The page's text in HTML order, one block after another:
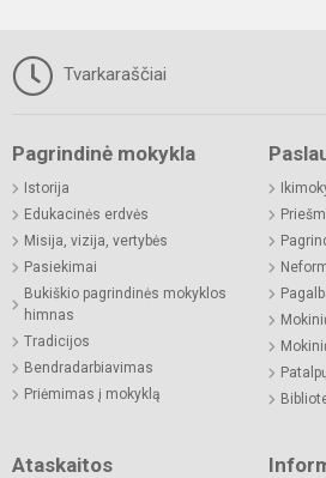
Tvarkaraščiai
Pagrindinė mokykla
Istorija
Edukacinės erdvės
Misija, vizija, vertybės
Pasiekimai
Bukiškio pagrindinės mokyklos
himnas
Tradicijos
Bendradarbiavimas
Priėmimas į mokyklą
Ataskaitos